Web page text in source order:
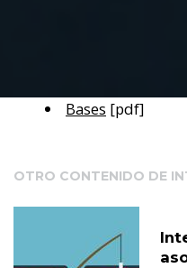
Bases [pdf]
OTRO CONTENIDO DE